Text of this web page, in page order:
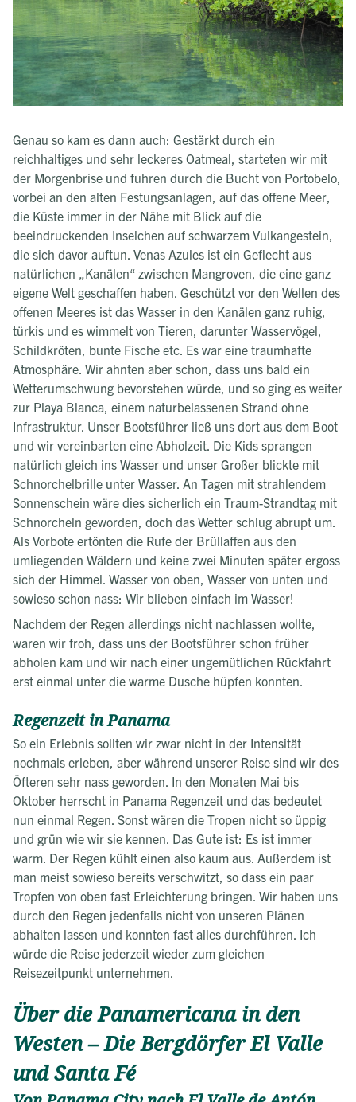
Genau so kam es dann auch: Gestärkt durch ein
reichhaltiges und sehr leckeres Oatmeal, starteten wir mit
der Morgenbrise und fuhren durch die Bucht von Portobelo,
vorbei an den alten Festungsanlagen, auf das offene Meer,
die Küste immer in der Nähe mit Blick auf die
beeindruckenden Inselchen auf schwarzem Vulkangestein,
die sich davor auftun. Venas Azules ist ein Geflecht aus
natürlichen „Kanälen“ zwischen Mangroven, die eine ganz
eigene Welt geschaffen haben. Geschützt vor den Wellen des
offenen Meeres ist das Wasser in den Kanälen ganz ruhig,
türkis und es wimmelt von Tieren, darunter Wasservögel,
Schildkröten, bunte Fische etc. Es war eine traumhafte
Atmosphäre. Wir ahnten aber schon, dass uns bald ein
Wetterumschwung bevorstehen würde, und so ging es weiter
zur Playa Blanca, einem naturbelassenen Strand ohne
Infrastruktur. Unser Bootsführer ließ uns dort aus dem Boot
und wir vereinbarten eine Abholzeit. Die Kids sprangen
natürlich gleich ins Wasser und unser Großer blickte mit
Schnorchelbrille unter Wasser. An Tagen mit strahlendem
Sonnenschein wäre dies sicherlich ein Traum-Strandtag mit
Schnorcheln geworden, doch das Wetter schlug abrupt um.
Als Vorbote ertönten die Rufe der Brüllaffen aus den
umliegenden Wäldern und keine zwei Minuten später ergoss
sich der Himmel. Wasser von oben, Wasser von unten und
sowieso schon nass: Wir blieben einfach im Wasser!
Nachdem der Regen allerdings nicht nachlassen wollte,
waren wir froh, dass uns der Bootsführer schon früher
abholen kam und wir nach einer ungemütlichen Rückfahrt
erst einmal unter die warme Dusche hüpfen konnten.
Regenzeit in Panama
So ein Erlebnis sollten wir zwar nicht in der Intensität
nochmals erleben, aber während unserer Reise sind wir des
Öfteren sehr nass geworden. In den Monaten Mai bis
Oktober herrscht in Panama Regenzeit und das bedeutet
nun einmal Regen. Sonst wären die Tropen nicht so üppig
und grün wie wir sie kennen. Das Gute ist: Es ist immer
warm. Der Regen kühlt einen also kaum aus. Außerdem ist
man meist sowieso bereits verschwitzt, so dass ein paar
Tropfen von oben fast Erleichterung bringen. Wir haben uns
durch den Regen jedenfalls nicht von unseren Plänen
abhalten lassen und konnten fast alles durchführen. Ich
würde die Reise jederzeit wieder zum gleichen
Reisezeitpunkt unternehmen.
Über die Panamericana in den
Westen – Die Bergdörfer El Valle
und Santa Fé